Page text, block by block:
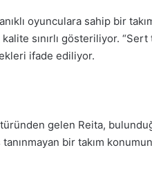
oyunculara sahip bir
sınırlı gösteriliyor.
ifade ediliyor.
gelen Reita,
bir takım